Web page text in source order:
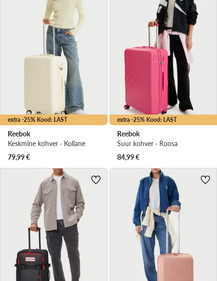
extra -25% Kood: LAST
Reebok
Keskmine kohver · Kollane
79,99€
extra -25% Kood: LAST
Reebok
Suur kohver · Roosa
84,99€